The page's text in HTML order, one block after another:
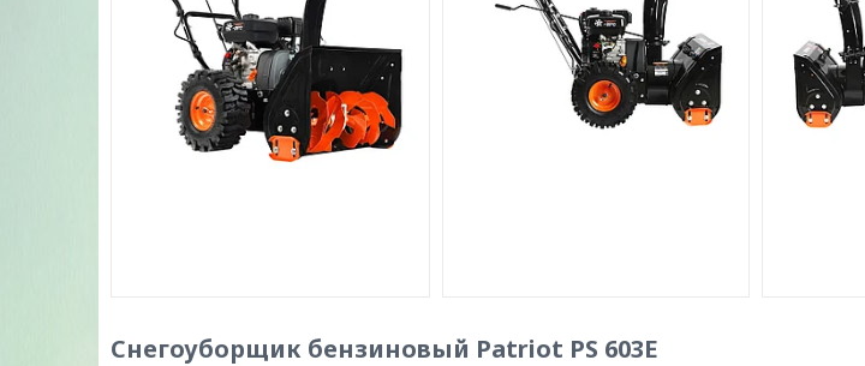
Снегоуборщик бензиновый Patriot PS 603Е